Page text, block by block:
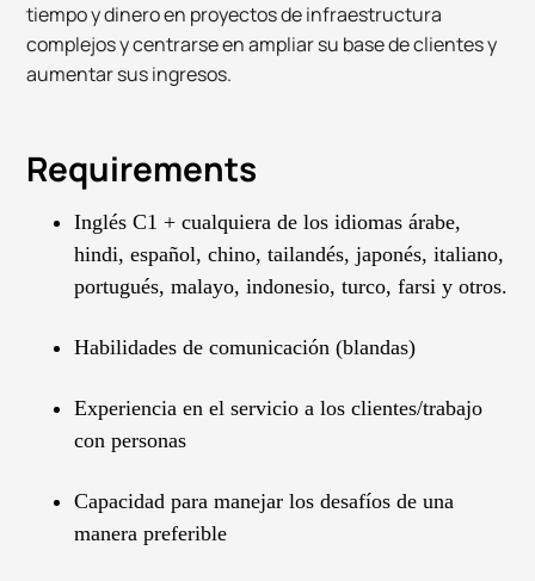
tiempo y dinero en proyectos de infraestructura
complejos y centrarse en ampliar su base de clientes y
aumentar sus ingresos.
Requirements
Inglés C1 + cualquiera de los idiomas árabe,
hindi, español, chino, tailandés, japonés, italiano,
portugués, malayo, indonesio, turco, farsi y otros.
Habilidades de comunicación (blandas)
Experiencia en el servicio a los clientes/trabajo
con personas
Capacidad para manejar los desafíos de una
manera preferible